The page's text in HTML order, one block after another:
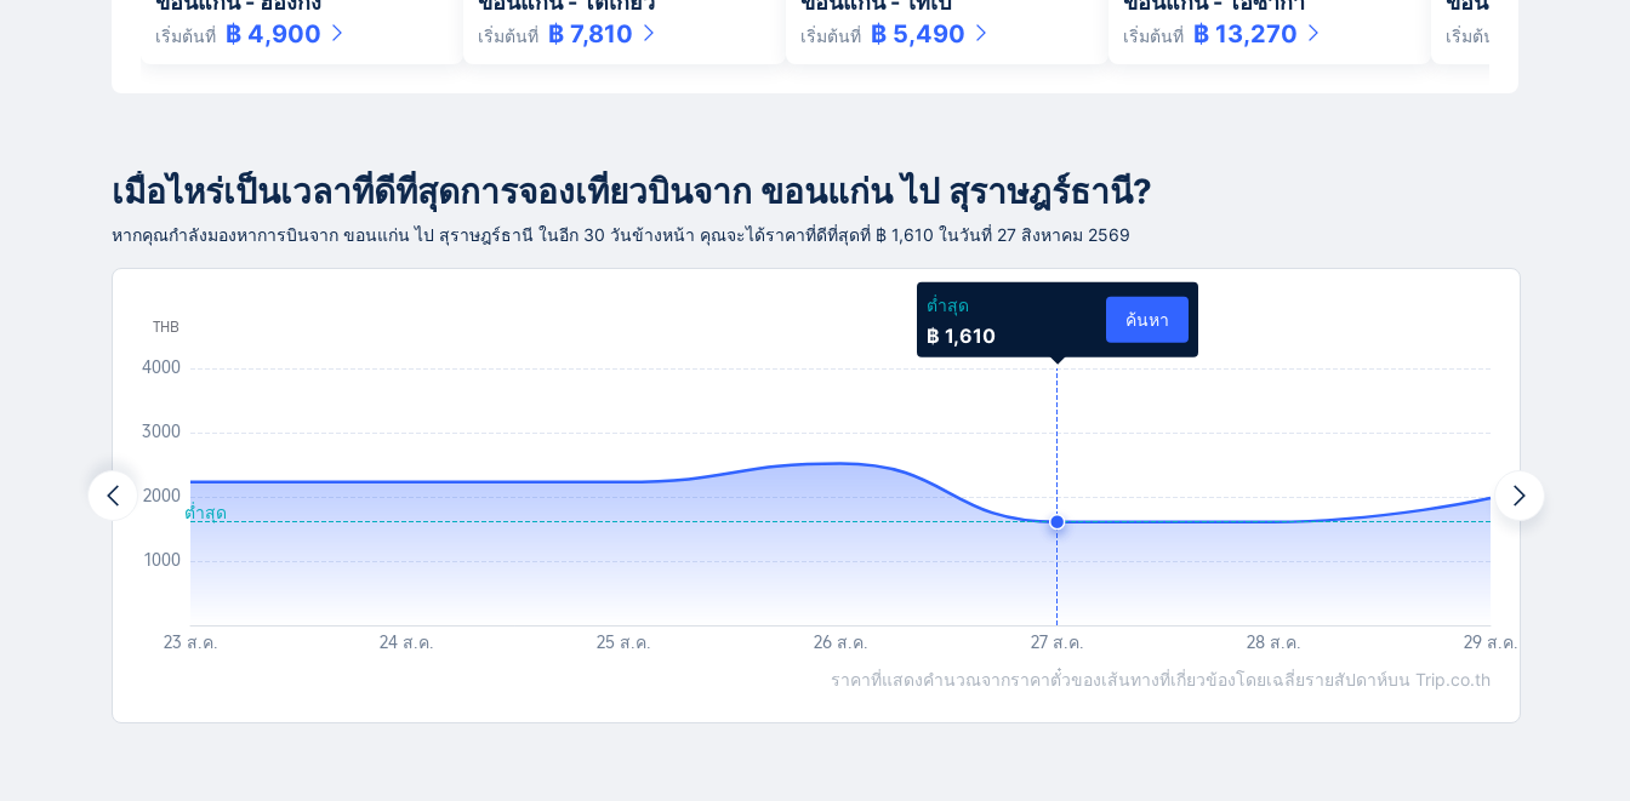
เริ่มต้นที่ ฿ 4,900 เริ่มต้นที่ ฿ 7,810 เริ่มต้นที่ ฿ 5,490 เริ่มต้นที่ ฿ 13,270 เริ่มต้นที่
เมื่อไหร่เป็นเวลาที่ดีที่สุดการจองเที่ยวบินจาก ขอนแก่น ไป สุราษฎร์ธานี?
หากคุณกำลังมองหาการบินจาก ขอนแก่น ไป สุราษฎร์ธานี ในอีก 30 วันข้างหน้า คุณจะได้ราคาที่ดีที่สุดที่ ฿ 1,610 ในวันที่ 27 สิงหาคม 2569
ต่ำสุด
฿ 1,610
ค้นหา
ราคาที่แสดงคำนวณจากราคาตั๋วของเส้นทางที่เกี่ยวข้องโดยเฉลี่ยรายสัปดาห์บน Trip.co.th